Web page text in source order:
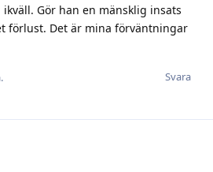
Gör han en mänsklig insats
förlust. Det är mina förväntningar
Svara